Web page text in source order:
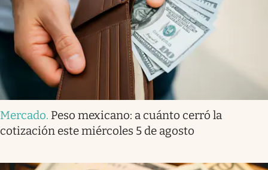
Mercado. Peso mexicano: a cuánto cerró la
cotización este miércoles 5 de agosto